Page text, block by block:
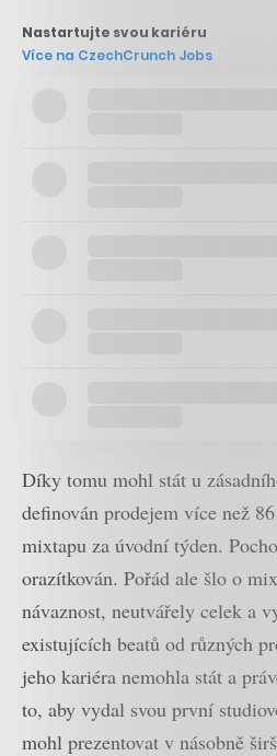
Nastartujte svou kariéru
Více na CzechCrunch Jobs
Díky tomu mohl stát u
definován prodejem více než
mixtapu za úvodní týden.
orazítkován. Pořád ale šlo o
návaznost, neutvářely celek a
existujících beatů od různých
jeho kariéra nemohla stát a
to, aby vydal svou první
mohl prezentovat v násobně